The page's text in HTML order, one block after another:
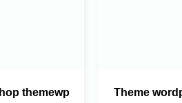
themewp
Theme